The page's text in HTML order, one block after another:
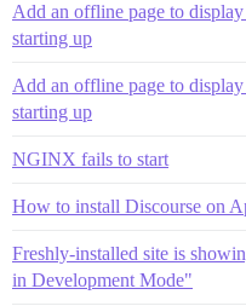
Add an offline page to
starting up
Add an offline page to
starting up
NGINX fails to start
How to install Discourse on
Freshly-installed site is
in Development Mode"